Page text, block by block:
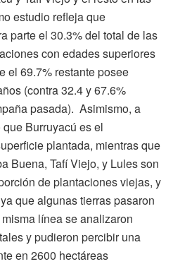
estudio refleja que
parte el 30.3% del total de las
con edades superiores
el 69.7% restante posee
(contra 32.4 y 67.6%
pasada). Asimismo, a
Burruyacú es el
plantada, mientras que
Buena, Tafí Viejo, y Lules son
de plantaciones viejas, y
que algunas tierras pasaron
línea se analizaron
y pudieron percibir una
en 2600 hectáreas